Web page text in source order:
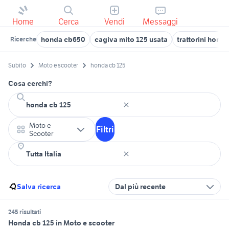
Home Cerca Vendi Messaggi
Ricerche honda cb650 cagiva mito 125 usata trattorini honda
Subito Moto e scooter honda cb 125
Cosa cerchi?
Moto e
Scooter
Filtri
Salva ricerca Dal più recente
245 risultati
Honda cb 125 in Moto e scooter